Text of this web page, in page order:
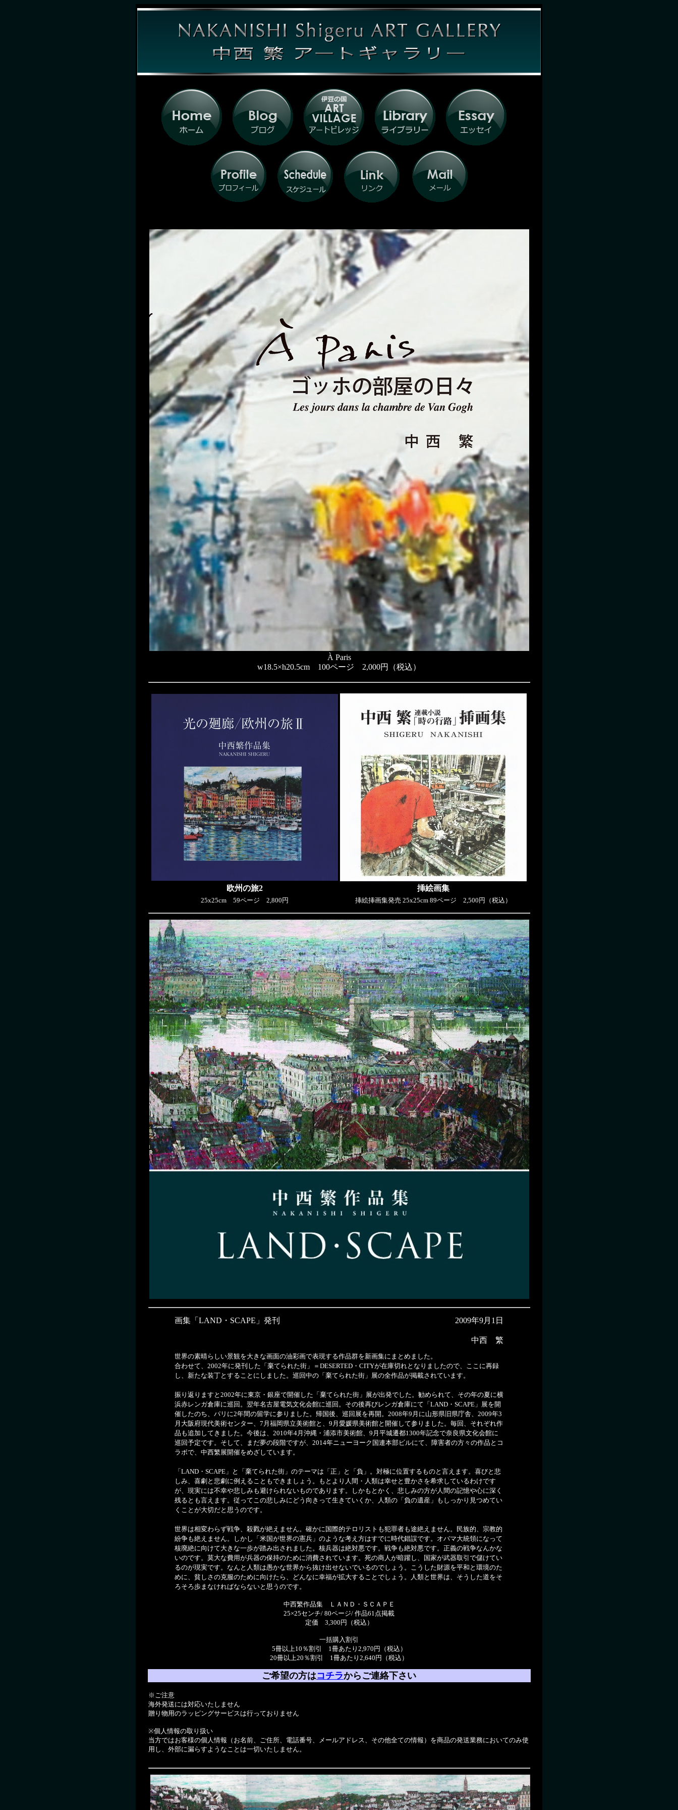
À Paris
w18.5×h20.5cm 100ページ 2,000円（税込）
欧州の旅2 挿絵画集
25x25cm 59ページ 2,800円 挿絵挿画集発売 25x25cm 89ページ 2,500円（税込）
画集「LAND・SCAPE」発刊 2009年9月1日
中西 繁
世界の素晴らしい景観を大きな画面の油彩画で表現する作品群を新画集にまとめました。
合わせて、2002年に発刊した「棄てられた街」＝DESERTED・CITYが在庫切れとなりましたので、ここに再録
し、新たな装丁とすることにしました。巡回中の「棄てられた街」展の全作品が掲載されています。
振り返りますと2002年に東京・銀座で開催した「棄てられた街」展が出発でした。勧められて、その年の夏に横
浜赤レンガ倉庫に巡回。翌年名古屋電気文化会館に巡回。その後再びレンガ倉庫にて「LAND・SCAPE」展を開
催したのち、パリに2年間の留学に参りました。帰国後、巡回展を再開。2008年9月に山形県旧県庁舎、2009年3
月大阪府現代美術センター、7月福岡県立美術館と、9月愛媛県美術館と開催して参りました。毎回、それぞれ作
品も追加してきました。今後は、2010年4月沖縄・浦添市美術館、9月平城遷都1300年記念で奈良県文化会館に
巡回予定です。そして、まだ夢の段階ですが、2014年ニューヨーク国連本部ビルにて、障害者の方々の作品とコ
ラボで、中西繁展開催をめざしています。
「LAND・SCAPE」と「棄てられた街」のテーマは「正」と「負」。対極に位置するものと言えます。喜びと悲
しみ、喜劇と悲劇に例えることもできましょう。もとより人間・人類は幸せと豊かさを希求しているわけです
が、現実には不幸や悲しみも避けられないものであります。しかもとかく、悲しみの方が人間の記憶や心に深く
残るとも言えます。従ってこの悲しみにどう向きって生きていくか、人類の「負の遺産」もしっかり見つめてい
くことが大切だと思うのです。
世界は相変わらず戦争、殺戮が絶えません。確かに国際的テロリストも犯罪者も途絶えません。民族的、宗教的
紛争も絶えません。しかし「米国が世界の憲兵」のような考え方はすでに時代錯誤です。オバマ大統領になって
核廃絶に向けて大きな一歩が踏み出されました。核兵器は絶対悪です。戦争も絶対悪です。正義の戦争なんかな
いのです。莫大な費用が兵器の保持のために消費されています。死の商人が暗躍し、国家が武器取引で儲けてい
るのが現実です。なんと人類は愚かな世界から抜け出せないでいるのでしょう。こうした財源を平和と環境のた
めに、貧しさの克服のために向けたら、どんなに幸福が拡大することでしょう。人類と世界は、そうした道をそ
ろそろ歩まなければならないと思うのです。
中西繁作品集 ＬＡＮＤ・ＳＣＡＰＥ
25×25センチ/ 80ページ/ 作品61点掲載
定価 3,300円（税込）
一括購入割引
5冊以上10％割引 1冊あたり2,970円（税込）
20冊以上20％割引 1冊あたり2,640円（税込）
ご希望の方はコチラからご連絡下さい
※ご注意
海外発送には対応いたしません
贈り物用のラッピングサービスは行っておりません
※個人情報の取り扱い
当方ではお客様の個人情報（お名前、ご住所、電話番号、メールアドレス、その他全ての情報）を商品の発送業務においてのみ使
用し、外部に漏らすようなことは一切いたしません。